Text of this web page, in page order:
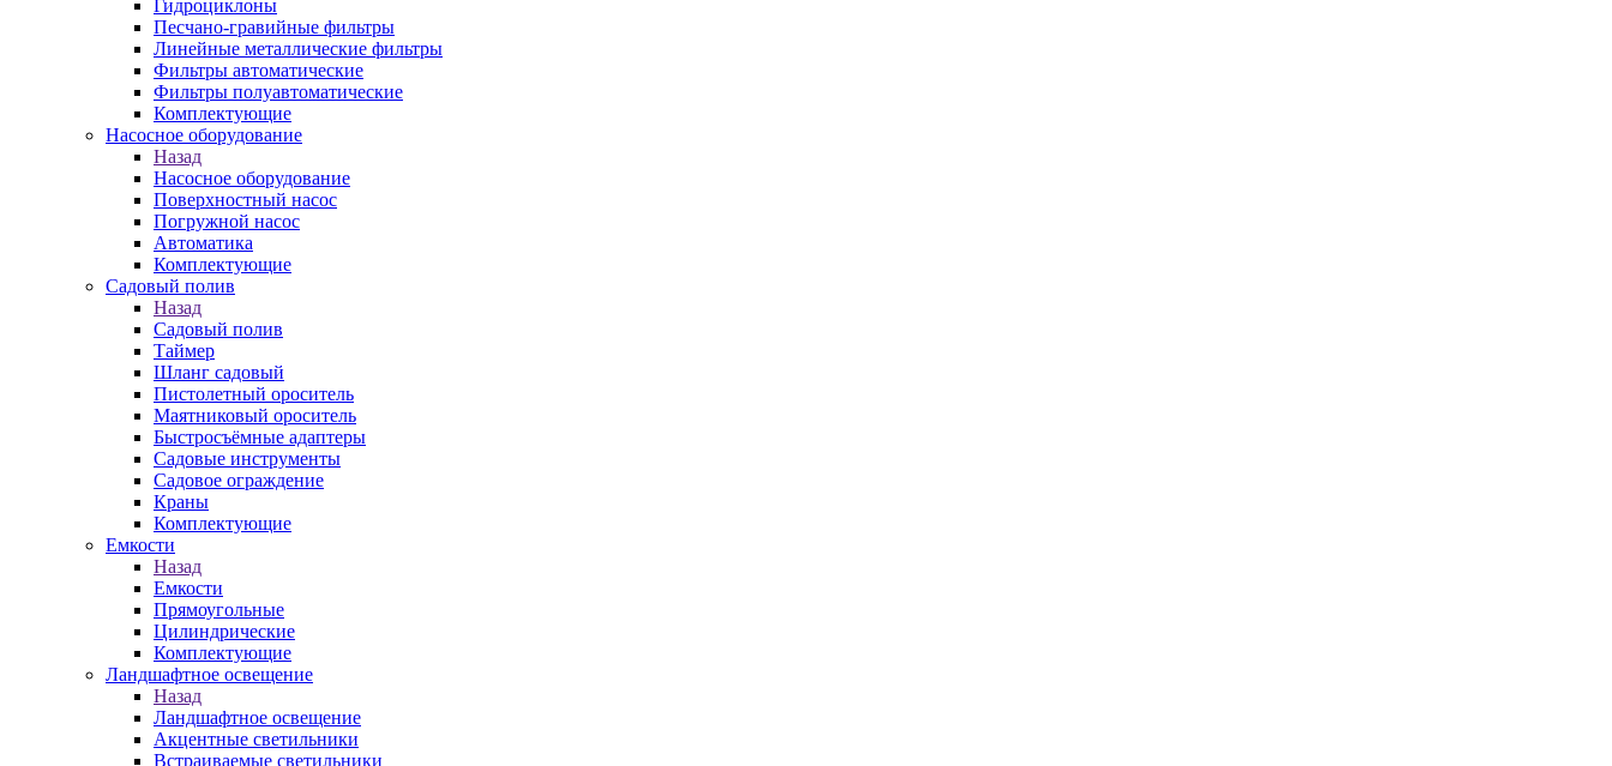
Гидроциклоны
Песчано-гравийные фильтры
Линейные металлические фильтры
Фильтры автоматические
Фильтры полуавтоматические
Комплектующие
Насосное оборудование
Назад
Насосное оборудование
Поверхностный насос
Погружной насос
Автоматика
Комплектующие
Садовый полив
Назад
Садовый полив
Таймер
Шланг садовый
Пистолетный ороситель
Маятниковый ороситель
Быстросъёмные адаптеры
Садовые инструменты
Садовое ограждение
Краны
Комплектующие
Емкости
Назад
Емкости
Прямоугольные
Цилиндрические
Комплектующие
Ландшафтное освещение
Назад
Ландшафтное освещение
Акцентные светильники
Встраиваемые светильники